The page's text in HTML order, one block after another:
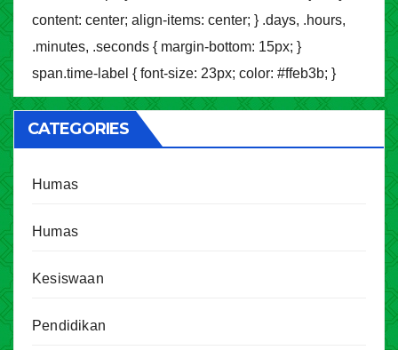
content: center; align-items: center; } .days, .hours,
.minutes, .seconds { margin-bottom: 15px; }
span.time-label { font-size: 23px; color: #ffeb3b; }
CATEGORIES
Humas
Humas
Kesiswaan
Pendidikan